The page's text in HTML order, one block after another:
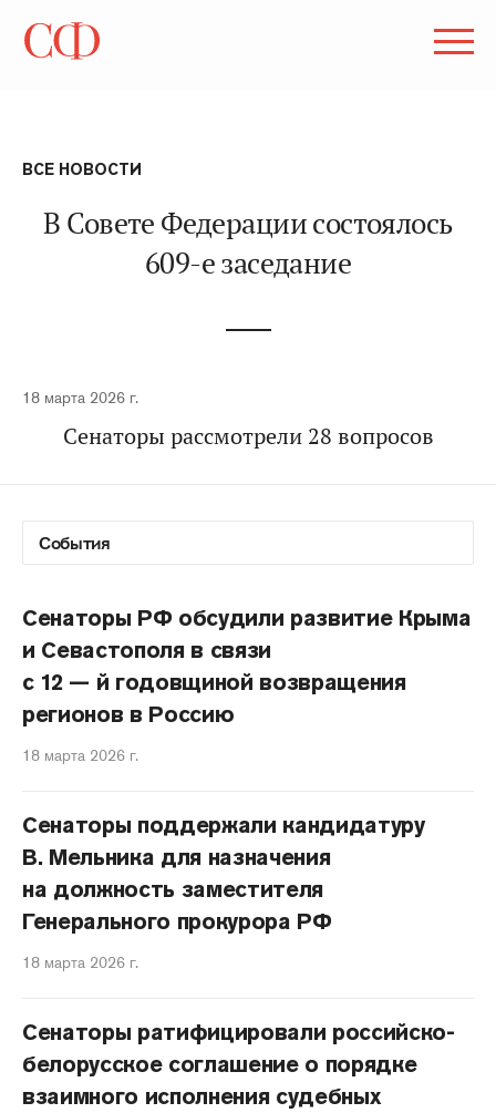
ВСЕ НОВОСТИ
В Совете Федерации состоялось
609-е заседание
18 марта 2026 г.
Сенаторы рассмотрели 28 вопросов
Сенаторы РФ обсудили развитие Крыма
и Севастополя в связи
с 12 — й годовщиной возвращения
регионов в Россию
18 марта 2026 г.
Сенаторы поддержали кандидатуру
В. Мельника для назначения
на должность заместителя
Генерального прокурора РФ
18 марта 2026 г.
Сенаторы ратифицировали российско-
белорусское соглашение о порядке
взаимного исполнения судебных